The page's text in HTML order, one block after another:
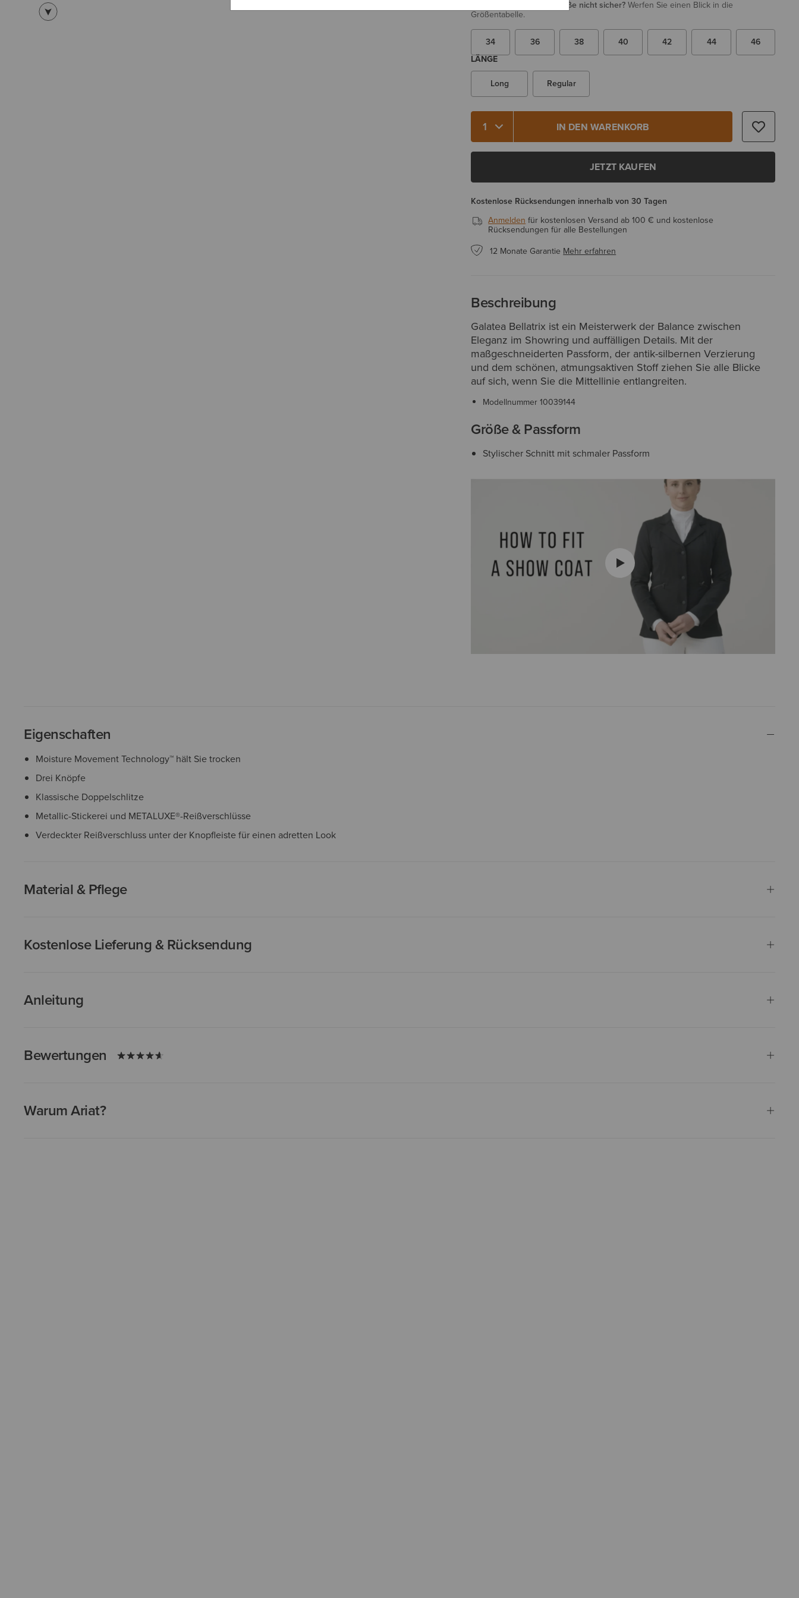
Sie sind sich bei Ihrer Größe nicht sicher?Werfen Sie einen Blick in die
Größentabelle.
34 36 38 40 42 44
46
LÄNGE
Long
Regular
Menge 1 IN DEN WARENKORB
JETZT KAUFEN
Kostenlose Rücksendungen innerhalb von 30 Tagen
Anmelden für kostenlosen Versand ab 100 € und kostenlose
Rücksendungen für alle Bestellungen
12 Monate Garantie Mehr erfahren
Beschreibung
Galatea Bellatrix ist ein Meisterwerk der Balance zwischen
Eleganz im Showring und auffälligen Details. Mit der
maßgeschneiderten Passform, der antik-silbernen Verzierung
und dem schönen, atmungsaktiven Stoff ziehen Sie alle Blicke
auf sich, wenn Sie die Mittellinie entlangreiten.
Modellnummer10039144
Größe & Passform
Stylischer Schnitt mit schmaler Passform
Eigenschaften
Moisture Movement Technology™ hält Sie trocken
Drei Knöpfe
Klassische Doppelschlitze
Metallic-Stickerei und METALUXE®-Reißverschlüsse
Verdeckter Reißverschluss unter der Knopfleiste für einen adretten Look
Material & Pflege
Kostenlose Lieferung & Rücksendung
Anleitung
Bewertungen
Warum Ariat?